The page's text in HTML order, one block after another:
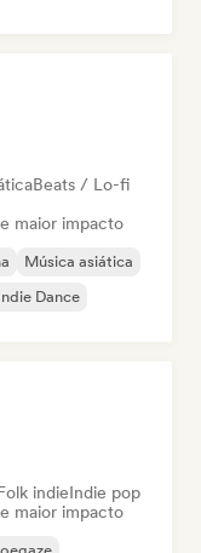
Beats / Lo-fi
maior impacto
Música asiática
Dance
indieIndie pop
maior impacto